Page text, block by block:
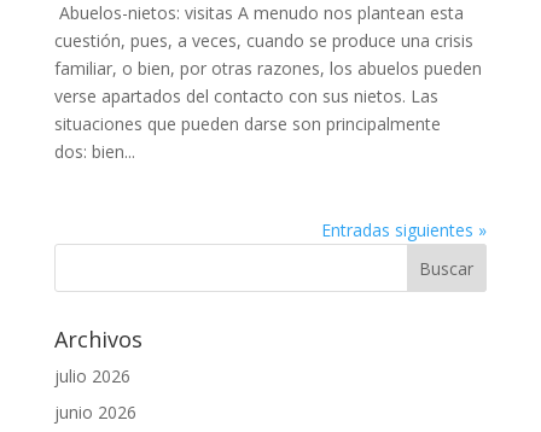
Abuelos-nietos: visitas A menudo nos plantean esta
cuestión, pues, a veces, cuando se produce una crisis
familiar, o bien, por otras razones, los abuelos pueden
verse apartados del contacto con sus nietos. Las
situaciones que pueden darse son principalmente
dos: bien...
Entradas siguientes »
Archivos
julio 2026
junio 2026